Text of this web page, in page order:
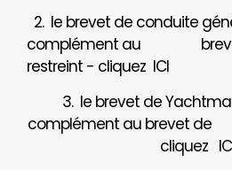
2. le brevet de conduite
complément au brevet
restreint - cliquez ICI
3. le brevet de
complément au brevet de
cliquez